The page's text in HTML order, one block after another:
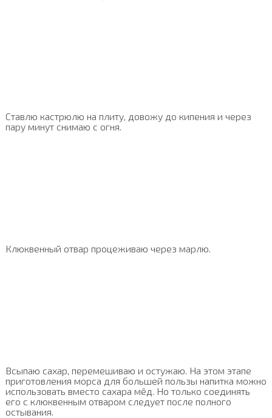
Ставлю кастрюлю на плиту, довожу до кипения и через
пару минут снимаю с огня.
Клюквенный отвар процеживаю через марлю.
Всыпаю сахар, перемешиваю и остужаю. На этом этапе
приготовления морса для большей пользы напитка можно
использовать вместо сахара мёд. Но только соединять
его с клюквенным отваром следует после полного
остывания.